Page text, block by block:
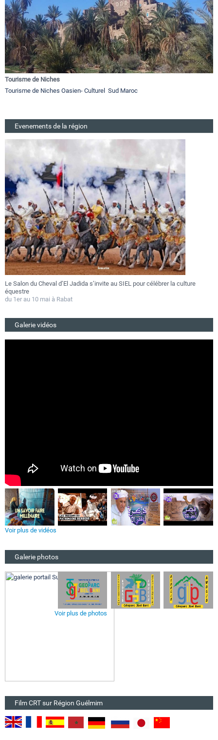
Tourisme de Niches
Tourisme de Niches Oasien- Culturel Sud Maroc
Evenements de la région
Le Salon du Cheval d’El Jadida s’invite au SIEL pour célébrer la culture
équestre
du 1er au 10 mai à Rabat
Galerie vidéos
Voir plus de vidéos
Galerie photos
Voir plus de photos
Film CRT sur Région Guélmim